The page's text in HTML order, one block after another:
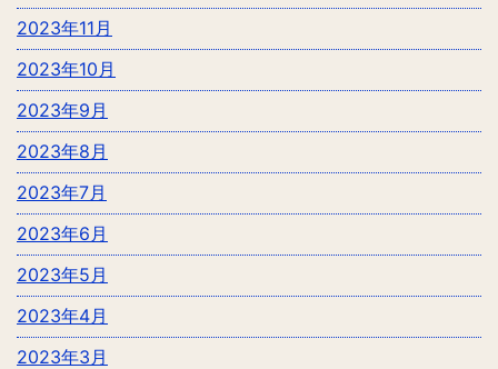
2023年11月
2023年10月
2023年9月
2023年8月
2023年7月
2023年6月
2023年5月
2023年4月
2023年3月